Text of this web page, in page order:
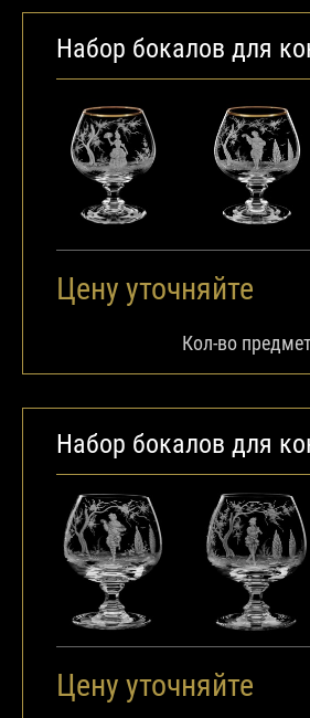
Набор бокалов для
Цену уточняйте
Кол-во
Набор бокалов для
Цену уточняйте